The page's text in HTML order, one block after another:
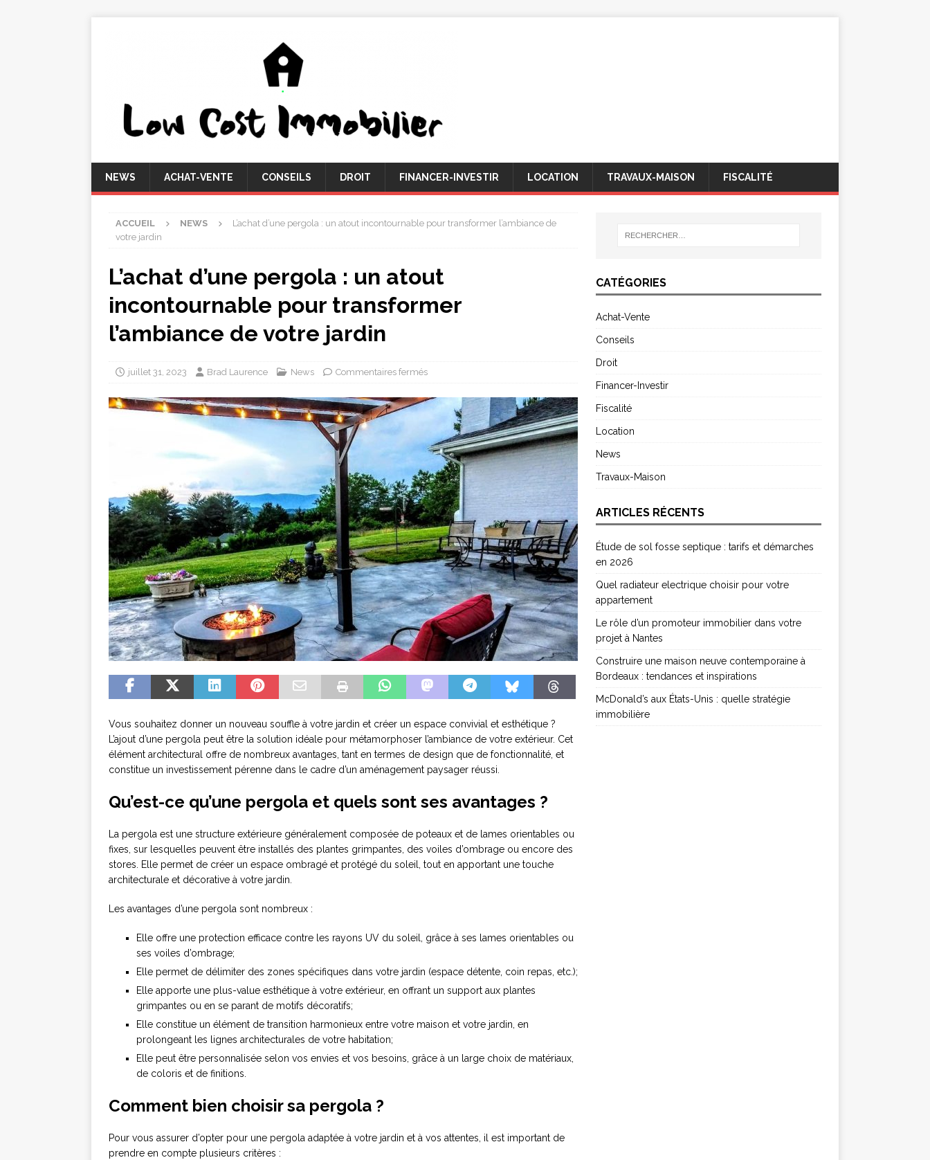
NEWS ACHAT-VENTE CONSEILS DROIT FINANCER-INVESTIR LOCATION TRAVAUX-MAISON FISCALITÉ
ACCUEIL NEWS
L’achat d’une pergola : un atout incontournable pour transformer l’ambiance de
votre jardin
L’achat d’une pergola : un atout
incontournable pour transformer
l’ambiance de votre jardin
juillet 31, 2023 Brad Laurence News Commentaires fermés
Vous souhaitez donner un nouveau souffle à votre jardin et créer un espace convivial et esthétique ?
L’ajout d’une pergola peut être la solution idéale pour métamorphoser l’ambiance de votre extérieur. Cet
élément architectural offre de nombreux avantages, tant en termes de design que de fonctionnalité, et
constitue un investissement pérenne dans le cadre d’un aménagement paysager réussi.
Qu’est-ce qu’une pergola et quels sont ses avantages ?
La pergola est une structure extérieure généralement composée de poteaux et de lames orientables ou
fixes, sur lesquelles peuvent être installés des plantes grimpantes, des voiles d’ombrage ou encore des
stores. Elle permet de créer un espace ombragé et protégé du soleil, tout en apportant une touche
architecturale et décorative à votre jardin.
Les avantages d’une pergola sont nombreux :
Elle offre une protection efficace contre les rayons UV du soleil, grâce à ses lames orientables ou
ses voiles d’ombrage;
Elle permet de délimiter des zones spécifiques dans votre jardin (espace détente, coin repas, etc.);
Elle apporte une plus-value esthétique à votre extérieur, en offrant un support aux plantes
grimpantes ou en se parant de motifs décoratifs;
Elle constitue un élément de transition harmonieux entre votre maison et votre jardin, en
prolongeant les lignes architecturales de votre habitation;
Elle peut être personnalisée selon vos envies et vos besoins, grâce à un large choix de matériaux,
de coloris et de finitions.
Comment bien choisir sa pergola ?
Pour vous assurer d’opter pour une pergola adaptée à votre jardin et à vos attentes, il est important de
prendre en compte plusieurs critères :
CATÉGORIES
Achat-Vente
Conseils
Droit
Financer-Investir
Fiscalité
Location
News
Travaux-Maison
ARTICLES RÉCENTS
Étude de sol fosse septique : tarifs et démarches
en 2026
Quel radiateur electrique choisir pour votre
appartement
Le rôle d’un promoteur immobilier dans votre
projet à Nantes
Construire une maison neuve contemporaine à
Bordeaux : tendances et inspirations
McDonald’s aux États-Unis : quelle stratégie
immobilière